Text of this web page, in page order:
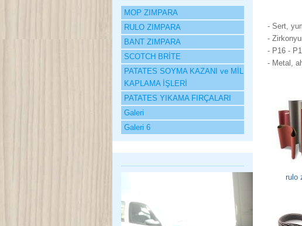
MOP ZIMPARA
RULO ZIMPARA
BANT ZIMPARA
SCOTCH BRİTE
PATATES SOYMA KAZANI ve MİL
KAPLAMA İŞLERİ
PATATES YIKAMA FIRÇALARI
Galeri
Galeri 6
- Sert,
-
- P16 -
- Metal,
rulo